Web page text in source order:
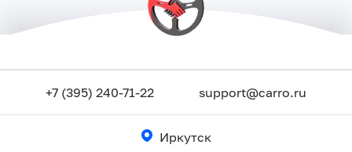
+7 (395) 240-71-22 support@carro.ru
Иркутск